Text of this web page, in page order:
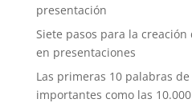
presentación
Siete pasos para la
en presentaciones
Las primeras 10 palabras
importantes como las